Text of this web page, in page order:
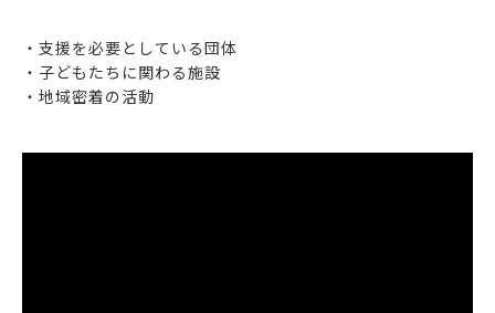
・支援を必要としている団体
・子どもたちに関わる施設
・地域密着の活動